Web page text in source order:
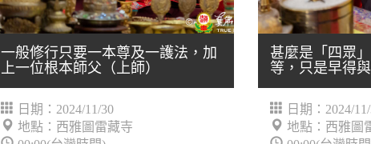
一般修行只要一本尊及一護法，加
上一位根本師父（上師）
日期：2024/11/30
地點：西雅圖雷藏寺
甚麼是「四眾
等，只是早得
日期：2024/
地點：西雅圖